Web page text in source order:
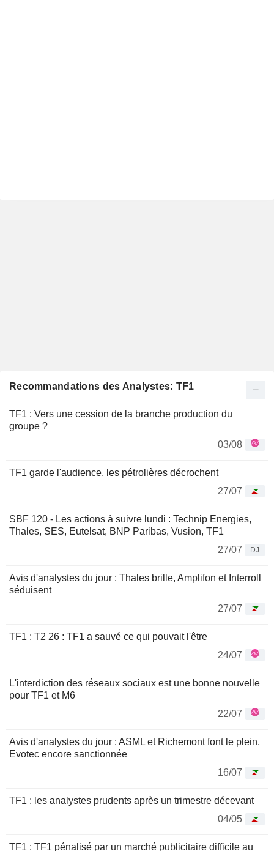
Recommandations des Analystes: TF1
TF1 : Vers une cession de la branche production du
groupe ?
03/08
TF1 garde l'audience, les pétrolières décrochent
27/07
SBF 120 - Les actions à suivre lundi : Technip Energies,
Thales, SES, Eutelsat, BNP Paribas, Vusion, TF1
27/07
DJ
Avis d'analystes du jour : Thales brille, Amplifon et Interroll
séduisent
27/07
TF1 : T2 26 : TF1 a sauvé ce qui pouvait l'être
24/07
L'interdiction des réseaux sociaux est une bonne nouvelle
pour TF1 et M6
22/07
Avis d'analystes du jour : ASML et Richemont font le plein,
Evotec encore sanctionnée
16/07
TF1 : les analystes prudents après un trimestre décevant
04/05
TF1 : TF1 pénalisé par un marché publicitaire difficile au